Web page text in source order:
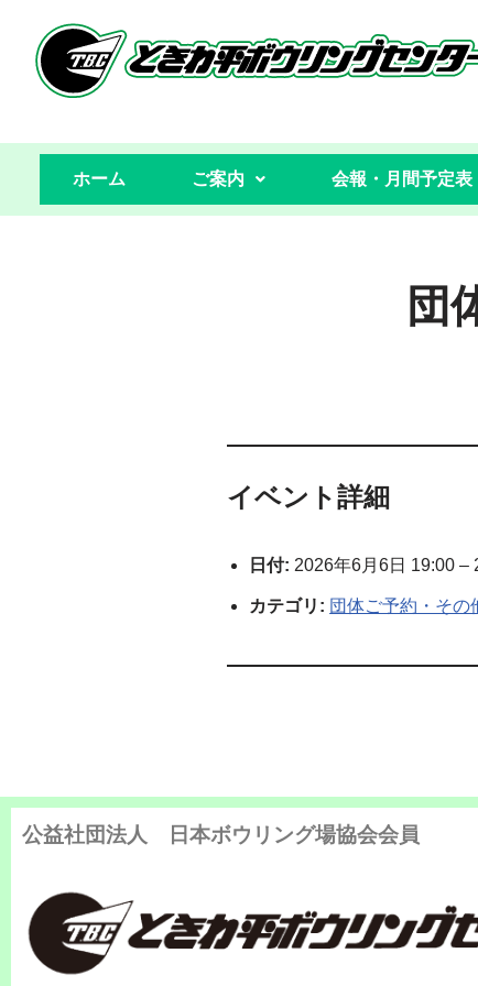
ホーム ご案内 会報・月間予定表
団
イベント詳細
日付: 2026年6月6日 19:00 –
カテゴリ: 団体ご予約・その
公益社団法人 日本ボウリング場協会会員